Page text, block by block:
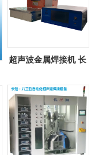
超声波金属焊接机 长